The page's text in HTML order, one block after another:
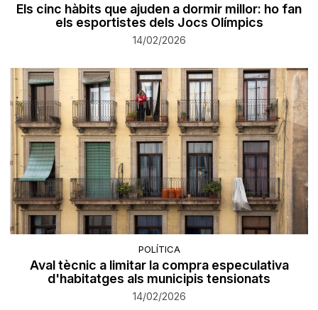
Els cinc hàbits que ajuden a dormir millor: ho fan
els esportistes dels Jocs Olímpics
14/02/2026
POLÍTICA
Aval tècnic a limitar la compra especulativa
d'habitatges als municipis tensionats
14/02/2026